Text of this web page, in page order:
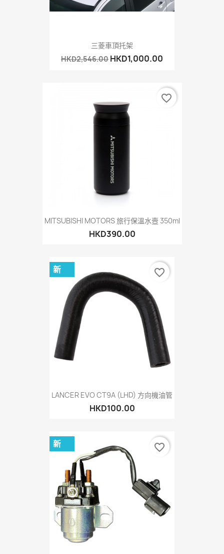
三菱車頂托架
HKD2,546.00 HKD1,000.00
MITSUBISHI MOTORS 旅行保溫水壼 350ml
HKD390.00
favorite_border
LANCER EVO CT9A (LHD) 方向機油管
HKD100.00
新 favorite_border
新 favorite_border